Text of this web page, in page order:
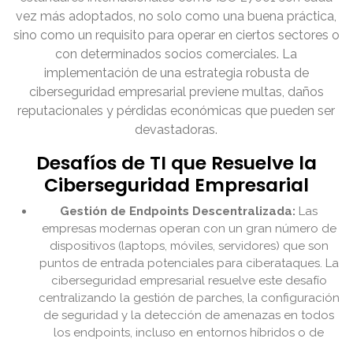
vez más adoptados, no solo como una buena práctica,
sino como un requisito para operar en ciertos sectores o
con determinados socios comerciales. La
implementación de una estrategia robusta de
ciberseguridad empresarial previene multas, daños
reputacionales y pérdidas económicas que pueden ser
devastadoras.
Desafíos de TI que Resuelve la
Ciberseguridad Empresarial
Gestión de Endpoints Descentralizada: Las
empresas modernas operan con un gran número de
dispositivos (laptops, móviles, servidores) que son
puntos de entrada potenciales para ciberataques. La
ciberseguridad empresarial resuelve este desafío
centralizando la gestión de parches, la configuración
de seguridad y la detección de amenazas en todos
los endpoints, incluso en entornos híbridos o de